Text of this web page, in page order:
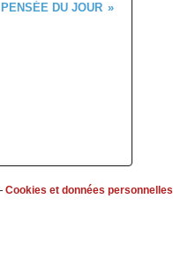
PENSÉE DU JOUR
Cookies et données personnelles